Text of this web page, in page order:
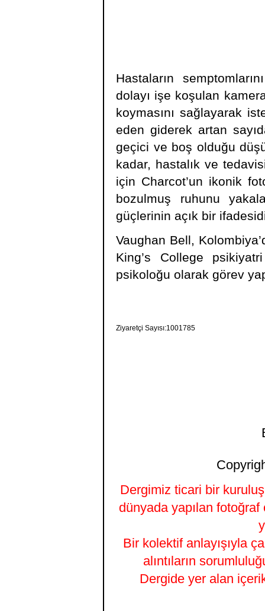
Hastaların
dolayı işe koşulan
koymasını sağlayarak
eden giderek artan
geçici ve boş olduğu
kadar, hastalık ve
için Charcot’un ikonik
bozulmuş ruhunu
güçlerinin açık bir
Vaughan Bell,
King’s College
psikoloğu olarak görev
Ziyaretçi Sayısı:1001785
Dergimiz ticari bir kuruluş
dünyada yapılan fotoğraf
Bir kolektif anlayışıyla
alıntıların
Dergide yer alan